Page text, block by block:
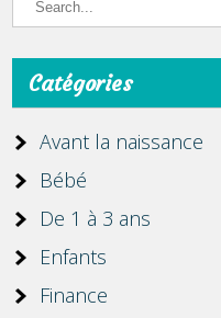
Catégories
Avant la naissance
Bébé
De 1 à 3 ans
Enfants
Finance